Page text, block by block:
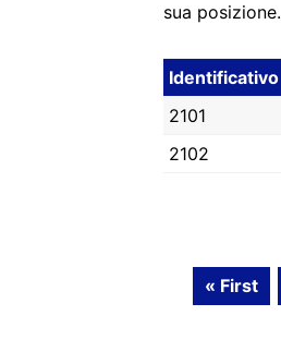
sua posizione.
Identificativo
2101
2102
« First